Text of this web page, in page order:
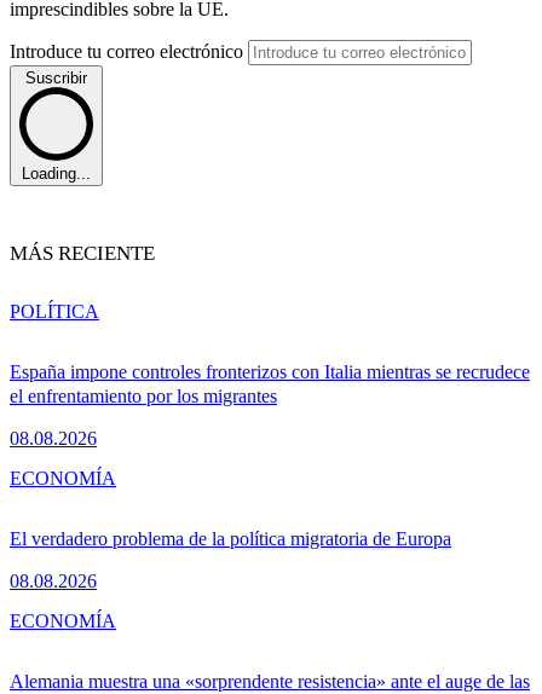
imprescindibles sobre la UE.
Introduce tu correo electrónico
Suscribir
Loading...
MÁS RECIENTE
España impone controles fronterizos con Italia mientras se recrudece
el enfrentamiento por los migrantes
08.08.2026
POLÍTICA
El verdadero problema de la política migratoria de Europa
08.08.2026
ECONOMÍA
Alemania muestra una «sorprendente resistencia» ante el auge de las
ECONOMÍA